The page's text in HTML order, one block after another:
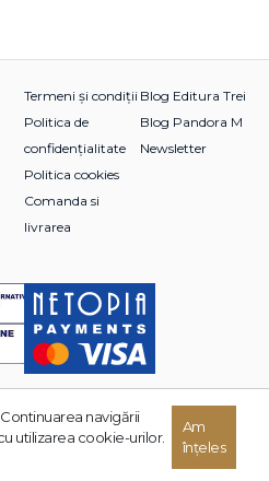
Termeni și condiții
Politica de
confidențialitate
Politica cookies
Comanda si
livrarea
Blog Editura Trei
Blog Pandora M
Newsletter
Toate drepturile rezervate.
navigării
utilizarea cookie-urilor.
Am
înțeles